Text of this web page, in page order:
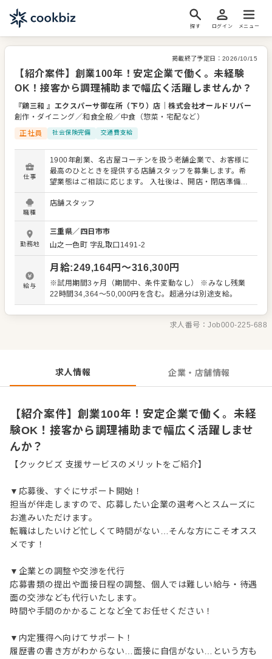
探す ログイン メニュー
掲載終了予定日： 2026/10/15
【紹介案件】創業100年！安定企業で働く。未経験
OK！接客から調理補助まで幅広く活躍しませんか？
『鶏三和 』エクスパーサ御在所（下り）店 ｜株式会社オールドリバー
創作・ダイニング／和食全般／中食（惣菜・宅配など）
正社員
社会保険完備 交通費支給
仕事
1900年創業、名古屋コーチンを扱う老舗企業で、お客様に
最高のひとときを提供する店舗スタッフを募集します。希
望業態はご相談に応じます。 入社後は、開店・閉店準備、
清掃、お客様のご案内、オーダーテイク、レジ対応、ドリ
ンク作り、予約・電話対応など、接客業務全般をお任せし
食材の仕入れや在庫管理などのキッチン管理業務、まかな
い作り、アルバイトスタッフの教育など、幅広い業務に携
わっていただきます。 老舗ならではの落ち着いた雰囲気の
中で、お客様一人ひとりに寄り添った丁寧なサービスをお
願いします。 未経験の方でも、先輩スタッフが丁寧に指導
しますので安心してスタートできます。様々な業務を通し
て、接客スキルだけでなく、店舗運営に関する知識も身に
福利厚生が充実しており、安心して働けます。商業施設へ
の出店が多く、通勤も便利です。未経験の方も歓迎で、丁
職種
店舗スタッフ
勤務地
三重県／ 四日市市
山之一色町 字乱取口1491-2
給与
月給:249,164円〜316,300円
※試用期間3ヶ月（期間中、条件変動なし） ※みなし残業
22時間34,364～50,000円を含む。超過分は別途支給。
求人番号：Job000-225-688
求人情報 企業・店舗情報
【紹介案件】創業100年！安定企業で働く。未経
験OK！接客から調理補助まで幅広く活躍しませ
んか？
【クックビズ 支援サービスのメリットをご紹介】
▼応募後、すぐにサポート開始！
担当が伴走しますので、応募したい企業の選考へとスムーズに
お進みいただけます。
転職はしたいけど忙しくて時間がない…そんな方にこそオスス
メです！
▼企業との調整や交渉を代行
応募書類の提出や面接日程の調整、個人では難しい給与・待遇
面の交渉なども代行いたします。
時間や手間のかかることなど全てお任せください！
▼内定獲得へ向けてサポート！
履歴書の書き方がわからない…面接に自信がない…という方も